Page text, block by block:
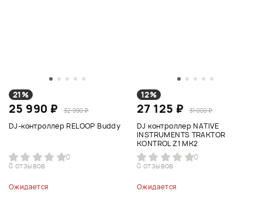
21%
25 990 ₽ 32 990 ₽
DJ-контроллер RELOOP Buddy
0
0 отзывов
Ожидается
12%
27 125 ₽ 31 000 ₽
DJ контроллер NATIVE
INSTRUMENTS TRAKTOR
KONTROL Z1 MK2
0
0 отзывов
Ожидается